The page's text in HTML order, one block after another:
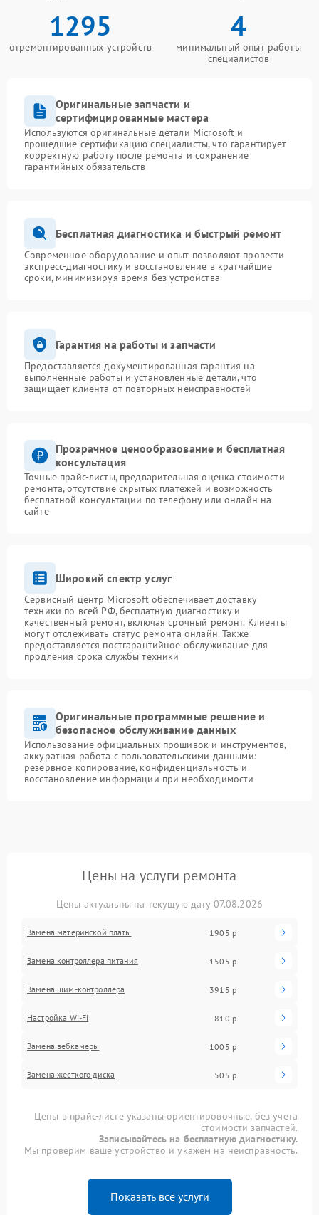
1295
отремонтированных устройств
4
минимальный опыт работы
специалистов
Оригинальные запчасти и
сертифицированные мастера
Используются оригинальные детали Microsoft и
прошедшие сертификацию специалисты, что гарантирует
корректную работу после ремонта и сохранение
гарантийных обязательств
Бесплатная диагностика и быстрый ремонт
Современное оборудование и опыт позволяют провести
экспресс-диагностику и восстановление в кратчайшие
сроки, минимизируя время без устройства
Гарантия на работы и запчасти
Предоставляется документированная гарантия на
выполненные работы и установленные детали, что
защищает клиента от повторных неисправностей
Прозрачное ценообразование и бесплатная
консультация
Точные прайс-листы, предварительная оценка стоимости
ремонта, отсутствие скрытых платежей и возможность
бесплатной консультации по телефону или онлайн на
сайте
Широкий спектр услуг
Сервисный центр Microsoft обеспечивает доставку
техники по всей РФ, бесплатную диагностику и
качественный ремонт, включая срочный ремонт. Клиенты
могут отслеживать статус ремонта онлайн. Также
предоставляется постгарантийное обслуживание для
продления срока службы техники
Оригинальные программные решение и
безопасное обслуживание данных
Использование официальных прошивок и инструментов,
аккуратная работа с пользовательскими данными:
резервное копирование, конфиденциальность и
восстановление информации при необходимости
Цены на услуги ремонта
Цены актуальны на текущую дату 07.08.2026
Замена материнской платы 1905 р
Замена контроллера питания 1505 р
Замена шим-контроллера 3915 р
Настройка Wi-Fi 810 р
Замена вебкамеры 1005 р
Замена жесткого диска 505 р
Цены в прайс-листе указаны ориентировочные, без учета
стоимости запчастей.
Записывайтесь на бесплатную диагностику.
Мы проверим ваше устройство и укажем на неисправность.
Показать все услуги